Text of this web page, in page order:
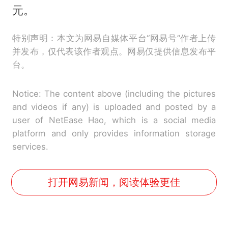
元。
特别声明：本文为网易自媒体平台“网易号”作者上传
并发布，仅代表该作者观点。网易仅提供信息发布平
台。
Notice: The content above (including the pictures
and videos if any) is uploaded and posted by a
user of NetEase Hao, which is a social media
platform and only provides information storage
services.
打开网易新闻，阅读体验更佳